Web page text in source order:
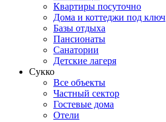
Квартиры посуточно
Дома и коттеджи под ключ
Базы отдыха
Пансионаты
Санатории
Детские лагеря
Сукко
Все объекты
Частный сектор
Гостевые дома
Отели